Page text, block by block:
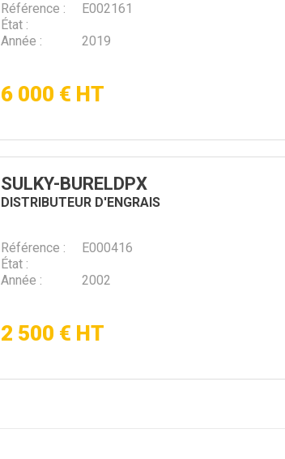
Référence
E002161
État
Année
2019
6 000 € HT
DISTRIBUTEUR D'ENGRAIS
SULKY-BURELDPX
Référence
E000416
État
Année
2002
2 500 € HT